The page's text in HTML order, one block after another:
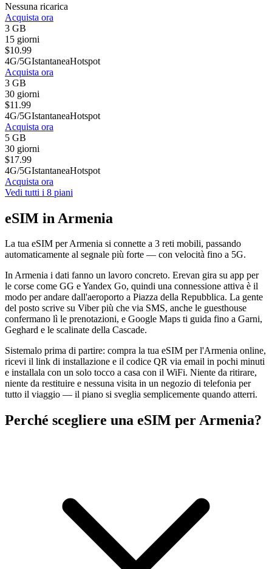
Nessuna ricarica
Acquista ora
3 GB
15 giorni
$10.99
4G/5GIstantaneaHotspot
Acquista ora
3 GB
30 giorni
$11.99
4G/5GIstantaneaHotspot
Acquista ora
5 GB
30 giorni
$17.99
4G/5GIstantaneaHotspot
Acquista ora
Vedi tutti i 8 piani
eSIM in Armenia
La tua eSIM per Armenia si connette a 3 reti mobili, passando
automaticamente al segnale più forte — con velocità fino a 5G.
In Armenia i dati fanno un lavoro concreto. Erevan gira su app per
le corse come GG e Yandex Go, quindi una connessione attiva è il
modo per andare dall'aeroporto a Piazza della Repubblica. La gente
del posto scrive su Viber più che via SMS, anche le guesthouse
confermano lì le prenotazioni, e Google Maps ti guida fino a Garni,
Geghard e le scalinate della Cascade.
Sistemalo prima di partire: compra la tua eSIM per l'Armenia online,
ricevi il link di installazione e il codice QR via email in pochi minuti
e installala con un solo tocco a casa con il WiFi. Niente da ritirare,
niente da restituire e nessuna visita in un negozio di telefonia per
tutto il viaggio — il piano si sveglia semplicemente quando atterri.
Perché scegliere una eSIM per Armenia?